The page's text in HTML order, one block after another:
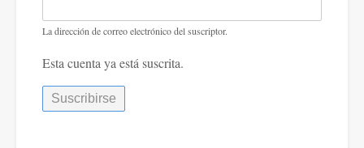
La dirección de correo electrónico del suscriptor.
Esta cuenta ya está suscrita.